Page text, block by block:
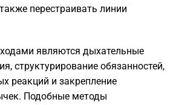
перестраивать линии
являются дыхательные
структурирование обязанностей,
реакций и закрепление
Подобные методы